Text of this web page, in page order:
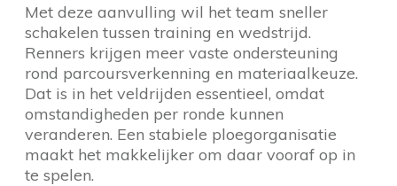
Met deze aanvulling wil het team sneller
schakelen tussen training en wedstrijd.
Renners krijgen meer vaste ondersteuning
rond parcoursverkenning en materiaalkeuze.
Dat is in het veldrijden essentieel, omdat
omstandigheden per ronde kunnen
veranderen. Een stabiele ploegorganisatie
maakt het makkelijker om daar vooraf op in
te spelen.